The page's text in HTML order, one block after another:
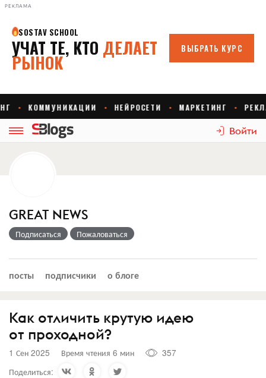
РЕКЛАМА
Войти
GREAT NEWS
Подписаться Пожаловаться
посты подписчики о блоге
Как отличить крутую идею
от проходной?
1 Сен 2025 Время чтения 6 мин
357
Поделиться: